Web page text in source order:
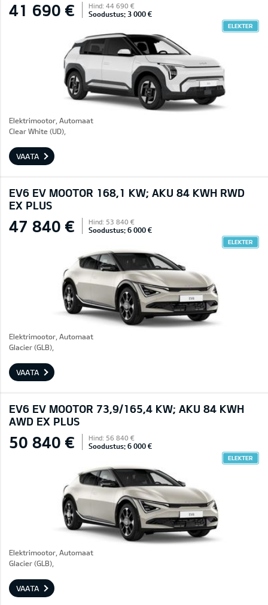
41 690 € Hind: 44 690 €
Soodustus: 3 000 €
ELEKTER
Elektrimootor, Automaat
Clear White (UD),
VAATA
EV6 EV MOOTOR 168,1 KW; AKU 84 KWH RWD
EX PLUS
47 840 € Hind: 53 840 €
Soodustus: 6 000 €
ELEKTER
Elektrimootor, Automaat
Glacier (GLB),
VAATA
EV6 EV MOOTOR 73,9/165,4 KW; AKU 84 KWH
AWD EX PLUS
50 840 € Hind: 56 840 €
Soodustus: 6 000 €
ELEKTER
Elektrimootor, Automaat
Glacier (GLB),
VAATA